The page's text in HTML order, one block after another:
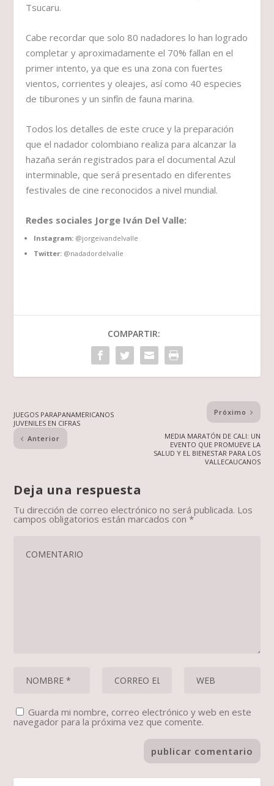
Tsucaru.
Cabe recordar que solo 80 nadadores lo han logrado
completar y aproximadamente el 70% fallan en el
primer intento, ya que es una zona con fuertes
vientos, corrientes y oleajes, así como 40 especies
de tiburones y un sinfín de fauna marina.
Todos los detalles de este cruce y la preparación
que el nadador colombiano realiza para alcanzar la
hazaña serán registrados para el documental Azul
interminable, que será presentado en diferentes
festivales de cine reconocidos a nivel mundial.
Redes sociales Jorge Iván Del Valle:
Instagram:@jorgeivandelvalle
Twitter:@nadadordelvalle
COMPARTIR:
JUEGOS PARAPANAMERICANOS
JUVENILES EN CIFRAS
Anterior
Próximo
MEDIA MARATÓN DE CALI: UN
EVENTO QUE PROMUEVE LA
SALUD Y EL BIENESTAR PARA LOS
VALLECAUCANOS
Deja una respuesta
Tu dirección de correo electrónico no será publicada. Los
campos obligatorios están marcados con*
Guarda mi nombre, correo electrónico y web en este
navegador para la próxima vez que comente.